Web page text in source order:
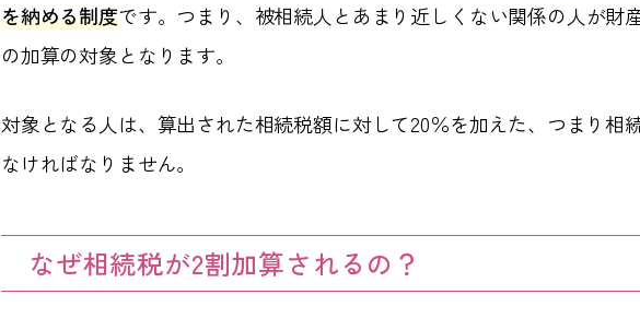
を納める制度です。つまり、被相続人とあまり近しくない関係の人が財
の加算の対象となります。
対象となる人は、算出された相続税額に対して20％を加えた、つまり相
なければなりません。
なぜ相続税が2割加算されるの？